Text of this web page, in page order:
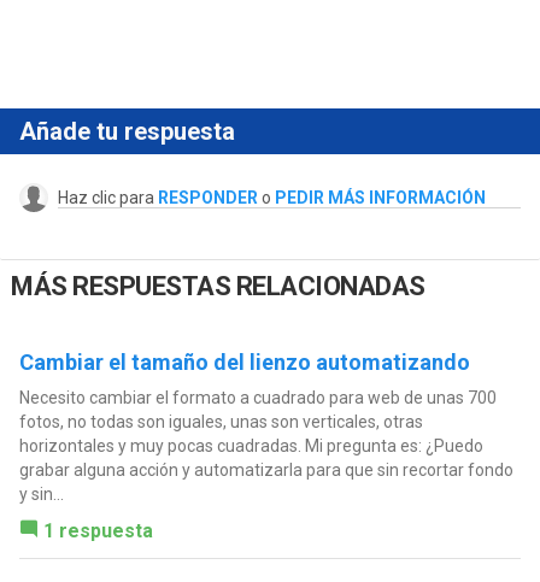
Añade tu respuesta
Haz clic para RESPONDER o PEDIR MÁS INFORMACIÓN
MÁS RESPUESTAS RELACIONADAS
Cambiar el tamaño del lienzo automatizando
Necesito cambiar el formato a cuadrado para web de unas 700
fotos, no todas son iguales, unas son verticales, otras
horizontales y muy pocas cuadradas. Mi pregunta es: ¿Puedo
grabar alguna acción y automatizarla para que sin recortar fondo
y sin...
1 respuesta